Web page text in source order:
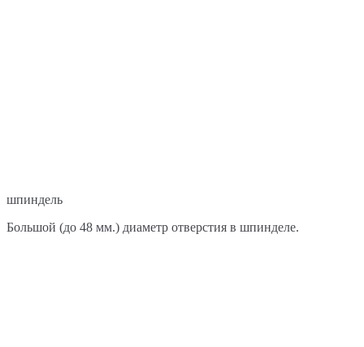
шпиндель
Большой (до 48 мм.) диаметр отверстия в шпинделе.